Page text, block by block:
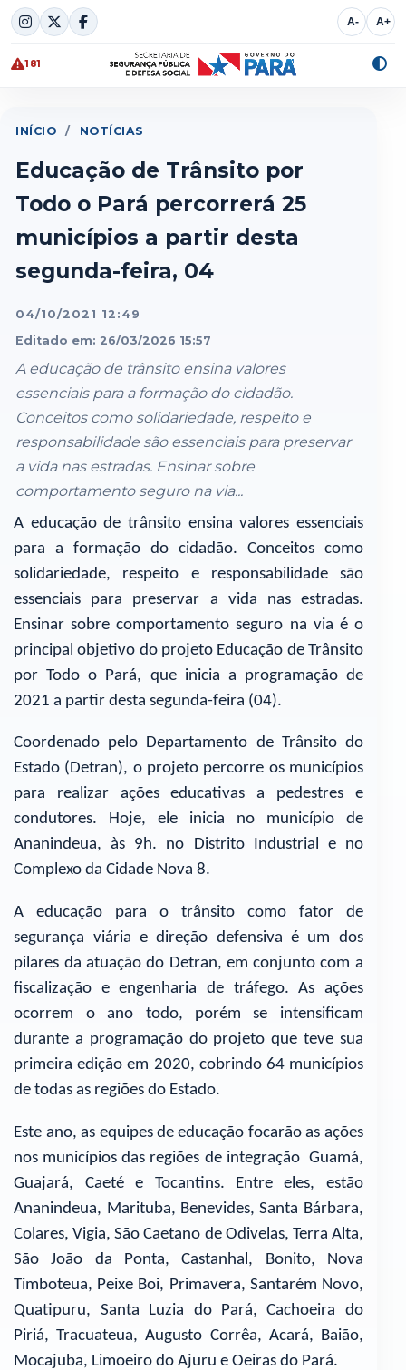
Skip
to
content
A- A+
181
INÍCIO / NOTÍCIAS
Educação de Trânsito por
Todo o Pará percorrerá 25
municípios a partir desta
segunda-feira, 04
04/10/2021 12:49
Editado em: 26/03/2026 15:57
A educação de trânsito ensina valores
essenciais para a formação do cidadão.
Conceitos como solidariedade, respeito e
responsabilidade são essenciais para preservar
a vida nas estradas. Ensinar sobre
comportamento seguro na via...
A educação de trânsito ensina valores essenciais
para a formação do cidadão. Conceitos como
solidariedade, respeito e responsabilidade são
essenciais para preservar a vida nas estradas.
Ensinar sobre comportamento seguro na via é o
principal objetivo do projeto Educação de Trânsito
por Todo o Pará, que inicia a programação de
2021 a partir desta segunda-feira (04).
Coordenado pelo Departamento de Trânsito do
Estado (Detran), o projeto percorre os municípios
para realizar ações educativas a pedestres e
condutores. Hoje, ele inicia no município de
Ananindeua, às 9h. no Distrito Industrial e no
Complexo da Cidade Nova 8.
A educação para o trânsito como fator de
segurança viária e direção defensiva é um dos
pilares da atuação do Detran, em conjunto com a
fiscalização e engenharia de tráfego. As ações
ocorrem o ano todo, porém se intensificam
durante a programação do projeto que teve sua
primeira edição em 2020, cobrindo 64 municípios
de todas as regiões do Estado.
Este ano, as equipes de educação focarão as ações
nos municípios das regiões de integração Guamá,
Guajará, Caeté e Tocantins. Entre eles, estão
Ananindeua, Marituba, Benevides, Santa Bárbara,
Colares, Vigia, São Caetano de Odivelas, Terra Alta,
São João da Ponta, Castanhal, Bonito, Nova
Timboteua, Peixe Boi, Primavera, Santarém Novo,
Quatipuru, Santa Luzia do Pará, Cachoeira do
Piriá, Tracuateua, Augusto Corrêa, Acará, Baião,
Mocajuba, Limoeiro do Ajuru e Oeiras do Pará.